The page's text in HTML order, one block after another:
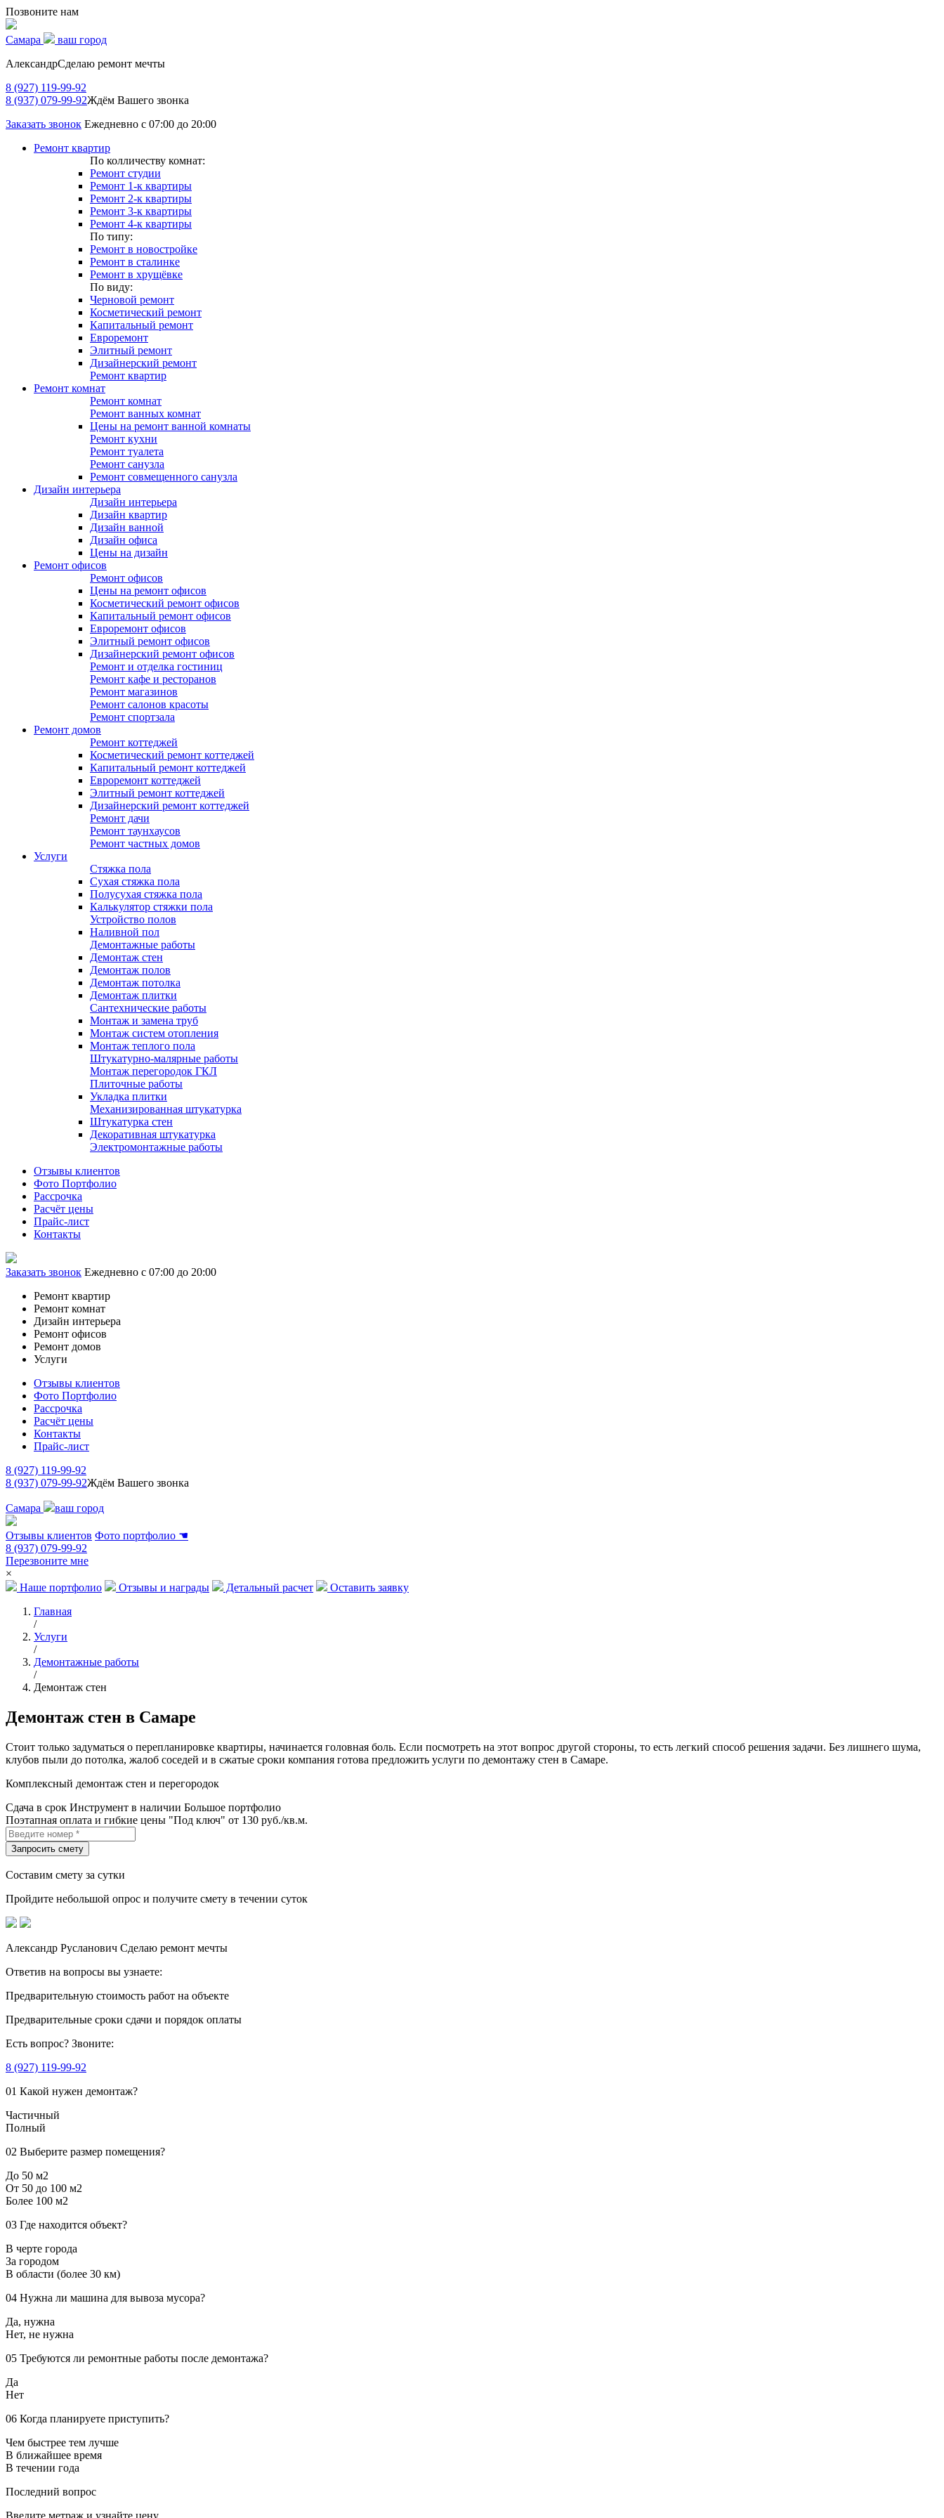
Позвоните нам
Самара
ваш город
АлександрСделаю ремонт мечты
8 (927) 119-99-92
8 (937) 079-99-92Ждём Вашего звонка
Заказать звонок Ежедневно с 07:00 до 20:00
Ремонт квартир
По колличеству комнат:
Ремонт студии
Ремонт 1-к квартиры
Ремонт 2-к квартиры
Ремонт 3-к квартиры
Ремонт 4-к квартиры
По типу:
Ремонт в новостройке
Ремонт в сталинке
Ремонт в хрущёвке
По виду:
Черновой ремонт
Косметический ремонт
Капитальный ремонт
Евроремонт
Элитный ремонт
Дизайнерский ремонт
Ремонт квартир
Ремонт комнат
Ремонт комнат
Ремонт ванных комнат
Цены на ремонт ванной комнаты
Ремонт кухни
Ремонт туалета
Ремонт санузла
Ремонт совмещенного санузла
Дизайн интерьера
Дизайн интерьера
Дизайн квартир
Дизайн ванной
Дизайн офиса
Цены на дизайн
Ремонт офисов
Ремонт офисов
Цены на ремонт офисов
Косметический ремонт офисов
Капитальный ремонт офисов
Евроремонт офисов
Элитный ремонт офисов
Дизайнерский ремонт офисов
Ремонт и отделка гостиниц
Ремонт кафе и ресторанов
Ремонт магазинов
Ремонт салонов красоты
Ремонт спортзала
Ремонт домов
Ремонт коттеджей
Косметический ремонт коттеджей
Капитальный ремонт коттеджей
Евроремонт коттеджей
Элитный ремонт коттеджей
Дизайнерский ремонт коттеджей
Ремонт дачи
Ремонт таунхаусов
Ремонт частных домов
Услуги
Стяжка пола
Сухая стяжка пола
Полусухая стяжка пола
Калькулятор стяжки пола
Устройство полов
Наливной пол
Демонтажные работы
Демонтаж стен
Демонтаж полов
Демонтаж потолка
Демонтаж плитки
Сантехнические работы
Монтаж и замена труб
Монтаж систем отопления
Монтаж теплого пола
Штукатурно-малярные работы
Монтаж перегородок ГКЛ
Плиточные работы
Укладка плитки
Механизированная штукатурка
Штукатурка стен
Декоративная штукатурка
Электромонтажные работы
Отзывы клиентов
Фото Портфолио
Рассрочка
Расчёт цены
Прайс-лист
Контакты
Заказать звонок Ежедневно с 07:00 до 20:00
Ремонт квартир
Ремонт комнат
Дизайн интерьера
Ремонт офисов
Ремонт домов
Услуги
Отзывы клиентов
Фото Портфолио
Рассрочка
Расчёт цены
Контакты
Прайс-лист
8 (927) 119-99-92
8 (937) 079-99-92Ждём Вашего звонка
Самара ваш город
Отзывы клиентов Фото портфолио ☚
8 (937) 079-99-92
Перезвоните мне
×
Наше портфолио
Отзывы и награды Детальный расчет
Оставить заявку
Главная
/
Услуги
/
Демонтажные работы
/
Демонтаж стен
Демонтаж стен в Самаре
Стоит только задуматься о перепланировке квартиры, начинается головная боль. Если посмотреть на этот вопрос другой стороны, то есть легкий способ решения задачи. Без лишнего шума,
клубов пыли до потолка, жалоб соседей и в сжатые сроки компания готова предложить услуги по демонтажу стен в Самаре.
Комплексный демонтаж стен и перегородок
Сдача в срок Инструмент в наличии Большое портфолио
Поэтапная оплата и гибкие цены "Под ключ" от 130 руб./кв.м.
Составим смету за сутки
Пройдите небольшой опрос и получите смету в течении суток
Александр Русланович Сделаю ремонт мечты
Ответив на вопросы вы узнаете:
Предварительную стоимость работ на объекте
Предварительные сроки сдачи и порядок оплаты
Есть вопрос? Звоните:
8 (927) 119-99-92
01 Какой нужен демонтаж?
Частичный
Полный
02 Выберите размер помещения?
До 50 м2
От 50 до 100 м2
Более 100 м2
03 Где находится объект?
В черте города
За городом
В области (более 30 км)
04 Нужна ли машина для вывоза мусора?
Да, нужна
Нет, не нужна
05 Требуются ли ремонтные работы после демонтажа?
Да
Нет
06 Когда планируете приступить?
Чем быстрее тем лучше
В ближайшее время
В течении года
Последний вопрос
Введите метраж и узнайте цену